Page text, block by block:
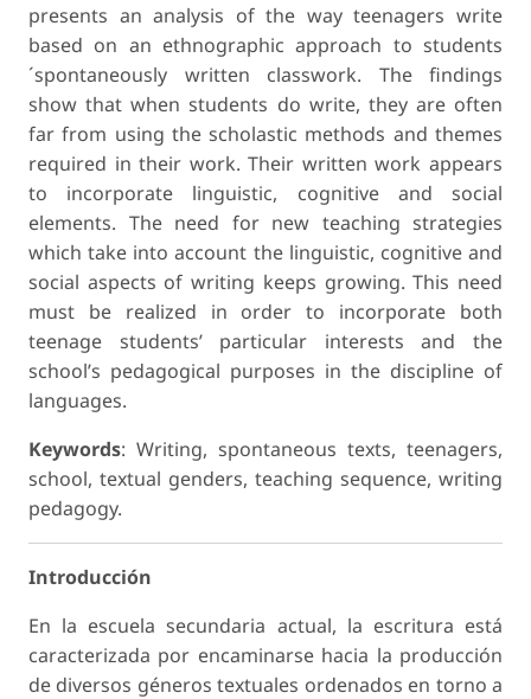
presents an analysis of the way teenagers write
based on an ethnographic approach to students
´spontaneously written classwork. The findings
show that when students do write, they are often
far from using the scholastic methods and themes
required in their work. Their written work appears
to incorporate linguistic, cognitive and social
elements. The need for new teaching strategies
which take into account the linguistic, cognitive and
social aspects of writing keeps growing. This need
must be realized in order to incorporate both
teenage students’ particular interests and the
school’s pedagogical purposes in the discipline of
languages.
Keywords: Writing, spontaneous texts, teenagers,
school, textual genders, teaching sequence, writing
pedagogy.
Introducción
En la escuela secundaria actual, la escritura está
caracterizada por encaminarse hacia la producción
de diversos géneros textuales ordenados en torno a